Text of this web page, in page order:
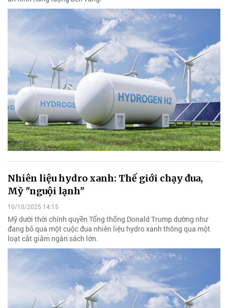
Nhiên liệu hydro xanh: Thế giới chạy đua,
Mỹ "nguội lạnh"
10/10/2025 14:15
Mỹ dưới thời chính quyền Tổng thống Donald Trump dường như
đang bỏ qua một cuộc đua nhiên liệu hydro xanh thông qua một
loạt cắt giảm ngân sách lớn.